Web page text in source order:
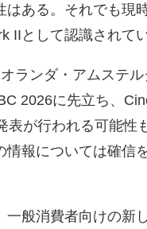
はある。それでも現
IIとして認識されてい
ランダ・アムステ
2026に先立ち、
表が行われる可能性
情報については確信
一般消費者向けの新